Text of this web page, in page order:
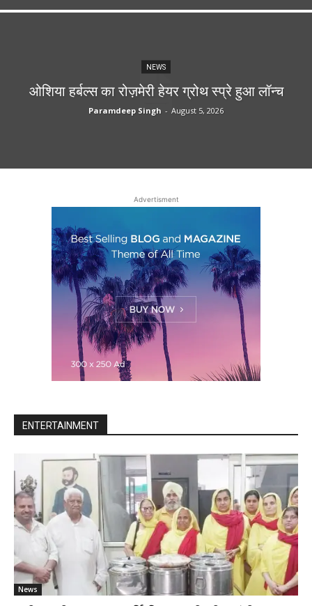
NEWS
ओशिया हर्बल्स का रोज़मेरी हेयर ग्रोथ स्प्रे हुआ लॉन्च
Paramdeep Singh - August 5, 2026
Advertisment
ENTERTAINMENT
News